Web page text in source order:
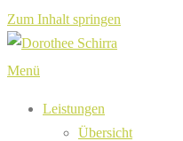
Zum Inhalt springen
Menü
Leistungen
Übersicht